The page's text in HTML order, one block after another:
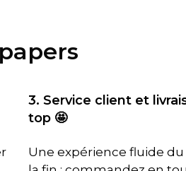
3. Service client et
top 🤩
Une expérience fluide